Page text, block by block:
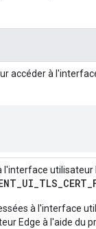
accéder à
l'interface
à l'interface
Edge à l'aide du